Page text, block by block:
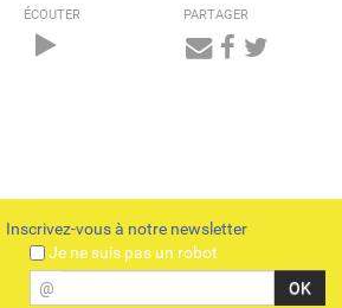
ÉCOUTER PARTAGER
Inscrivez-vous à notre newsletter
Je ne suis pas un robot
@